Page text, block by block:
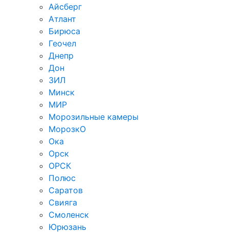
Айсберг
Атлант
Бирюса
Геочел
Днепр
Дон
ЗИЛ
Минск
МИР
Морозильные камеры
МорозкО
Ока
Орск
ОРСК
Полюс
Саратов
Свияга
Смоленск
Юрюзань